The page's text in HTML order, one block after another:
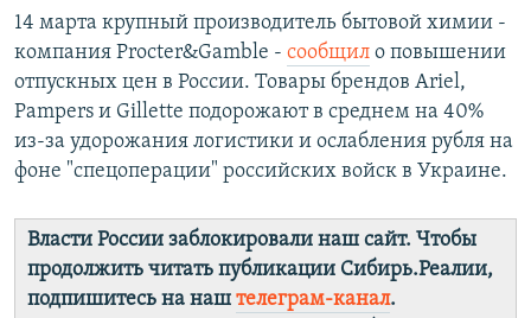
14 марта крупный производитель бытовой химии -
компания Procter&Gamble - сообщил о повышении
отпускных цен в России. Товары брендов Ariel,
Pampers и Gillette подорожают в среднем на 40%
из-за удорожания логистики и ослабления рубля на
фоне "спецоперации" российских войск в Украине.
Власти России заблокировали наш сайт. Чтобы
продолжить читать публикации Сибирь.Реалии,
подпишитесь на наш телеграм-канал.